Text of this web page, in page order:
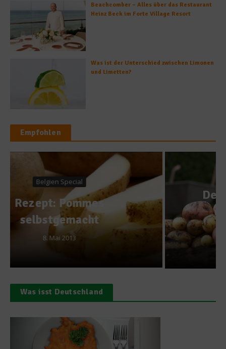
Beachcomber – Alles über das Restaurant
Heinz Beck im Forte Village Resort
Was ist der Unterschied zwischen Limonen
und Limetten?
Empfohlen
Was isst Deutschland?
Der Kartoffelkalender –
wann gibt es welche
Kartoffeln?
Was isst Deutschland